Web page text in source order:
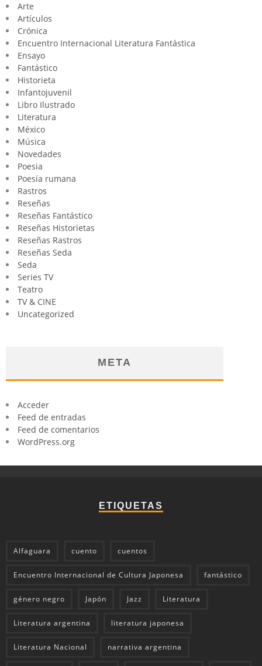
Arte
Artículos
Crónica
Encuentro Internacional Literatura Fantástica
Ensayo
Fantástico
Historieta
Infantojuvenil
Libro Ilustrado
Literatura
México
Música
Novedades
Poesia
Poesía rumana
Rastros
Reseñas
Reseñas Fantástico
Reseñas Historietas
Reseñas Rastros
Reseñas Seda
Seda
Series TV
Teatro
TV & CINE
Uncategorized
META
Acceder
Feed de entradas
Feed de comentarios
WordPress.org
ETIQUETAS
Alfaguara cuento cuentos
Encuentro Internacional de Cultura Japonesa fantástico
género negro Japón Jazz Literatura
Literatura argentina literatura japonesa
Literatura Nacional narrativa argentina